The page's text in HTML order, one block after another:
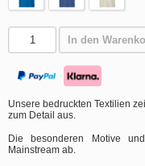
In den
Unsere bedruckten Textilien
zum Detail aus.
Die besonderen Motive
Mainstream ab.